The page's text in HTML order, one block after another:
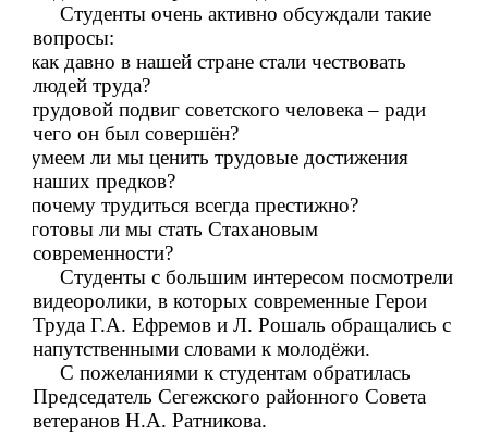
Студенты очень активно обсуждали такие
вопросы:
как давно в нашей стране стали чествовать
людей труда?
трудовой подвиг советского человека – ради
чего он был совершён?
умеем ли мы ценить трудовые достижения
наших предков?
почему трудиться всегда престижно?
готовы ли мы стать Стахановым
современности?
Студенты с большим интересом посмотрели
видеоролики, в которых современные Герои
Труда Г.А. Ефремов и Л. Рошаль обращались с
напутственными словами к молодёжи.
С пожеланиями к студентам обратилась
Председатель Сегежского районного Совета
ветеранов Н.А. Ратникова.